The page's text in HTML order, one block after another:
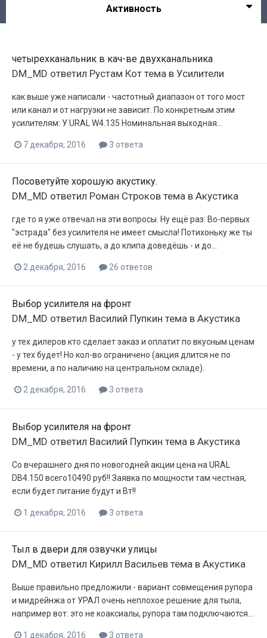
Активность
четырехканальник в кач-ве двухканальника
DM_MD ответил Рустам Кот тема в Усилители
как выше уже написали - частотный диапазон от того мост
или канал и от нагрузки не зависит. По конкретным этим
усилителям: У URAL W4.135 Номинальная выходная...
7 декабря, 2016 3 ответа
Посоветуйте хорошую акустику.
DM_MD ответил Роман Строков тема в Акустика
где то я уже отвечал на эти вопросы. Ну ещё раз: Во-первых
"эстрада" без усилителя не имеет смысла! Потихоньку же ты
её не будешь слушать, а до клипа доведёшь - и до...
2 декабря, 2016 26 ответов
Выбор усилителя на фронт
DM_MD ответил Василий Пупкин тема в Акустика
у тех дилеров кто сделает заказ и оплатит по вкусным ценам
- у тех будет! Но кол-во ограничено (акция длится не по
времени, а по наличию на центральном складе).
2 декабря, 2016 3 ответа
Выбор усилителя на фронт
DM_MD ответил Василий Пупкин тема в Акустика
Со вчерашнего дня по новогодней акции цена на URAL
DB4.150 всего10490 руб!! Заявка по мощности там честная,
если будет питание будут и Вт!!
1 декабря, 2016 3 ответа
Тыл в двери для озвучки улицы
DM_MD ответил Кирилл Васильев тема в Акустика
Выше правильно предложили - вариант совмещения рупора
и мидрейнжа от УРАЛ очень неплохое решение для тыла,
например вот: это не коаксиалы, рупора там подключаются...
1 декабря, 2016 3 ответа